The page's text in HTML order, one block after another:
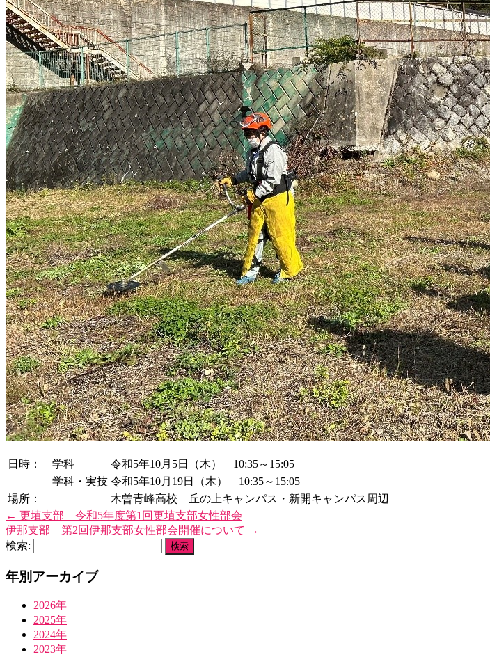
日時： 学科
令和5年10月5日（木） 10:35～15:05
学科・実技 令和5年10月19日（木） 10:35～15:05
場所：
木曽青峰高校 丘の上キャンパス・新開キャンパス周辺
← 更埴支部 令和5年度第1回更埴支部女性部会
伊那支部 第2回伊那支部女性部会開催について →
検索:
年別アーカイブ
2026年
2025年
2024年
2023年